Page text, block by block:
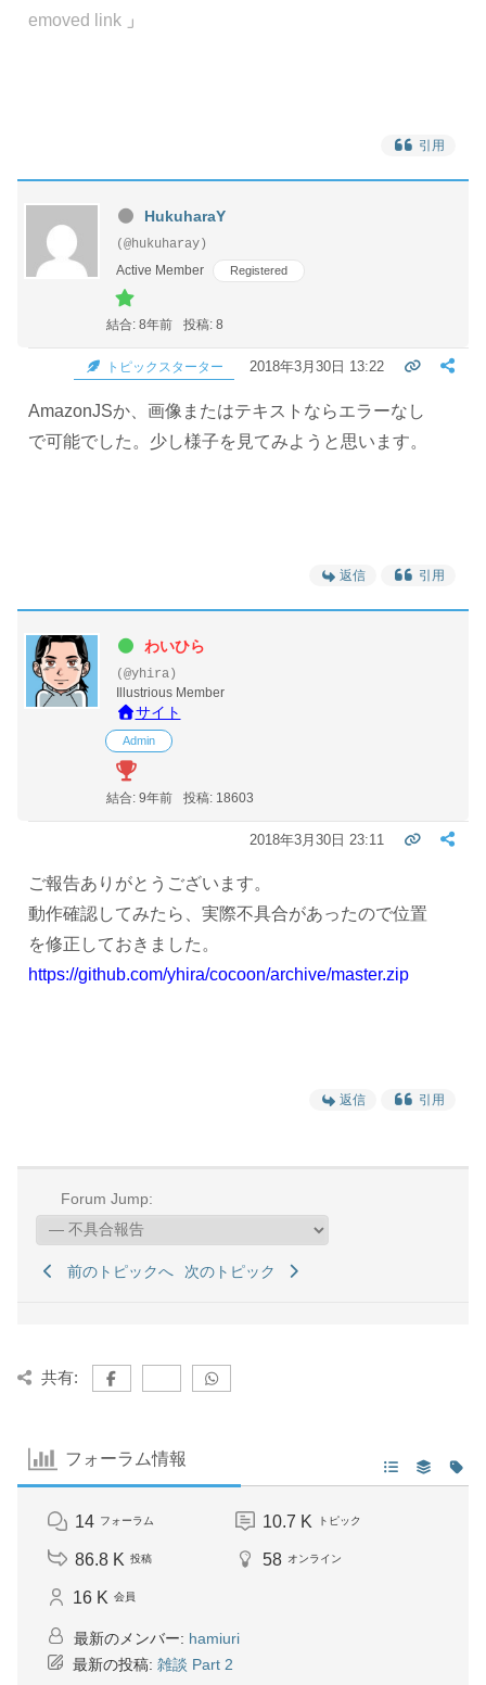
emoved link 」
引用
HukuharaY
(@hukuharay)
Active Member
Registered
結合: 8年前 投稿: 8
トピックスターター 2018年3月30日 13:22
AmazonJSか、画像またはテキストならエラーなし
で可能でした。少し様子を見てみようと思います。
返信 引用
わいひら
(@yhira)
Illustrious Member
サイト
Admin
結合: 9年前 投稿: 18603
2018年3月30日 23:11
ご報告ありがとうございます。
動作確認してみたら、実際不具合があったので位置
を修正しておきました。
https://github.com/yhira/cocoon/archive/master.zip
返信 引用
Forum Jump:
前のトピックへ 次のトピック
共有:
フォーラム情報
14 フォーラム 10.7 K トピック
86.8 K 投稿 58 オンライン
16 K 会員
最新のメンバー: hamiuri
最新の投稿: 雑談 Part 2